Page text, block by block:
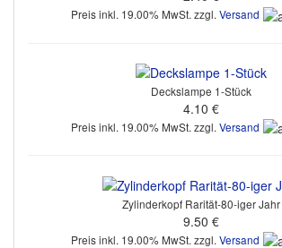
Preis inkl. 19.00% MwSt. zzgl.Versand
Deckslampe 1-Stück
4.10 €
Preis inkl. 19.00% MwSt. zzgl. Versand
Zylinderkopf Rarität-80-iger Jahr
9.50 €
Preis inkl. 19.00% MwSt. zzgl. Versand